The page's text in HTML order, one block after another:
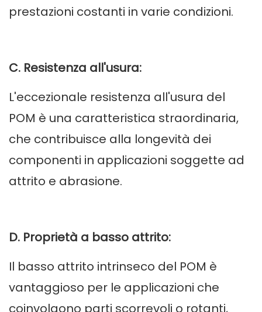
prestazioni costanti in varie condizioni.
C. Resistenza all'usura:
L'eccezionale resistenza all'usura del
POM è una caratteristica straordinaria,
che contribuisce alla longevità dei
componenti in applicazioni soggette ad
attrito e abrasione.
D. Proprietà a basso attrito:
Il basso attrito intrinseco del POM è
vantaggioso per le applicazioni che
coinvolgono parti scorrevoli o rotanti,